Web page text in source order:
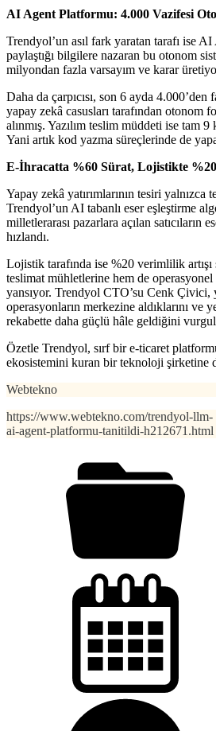
AI Agent Platformu: 4.000 Vazifesi
Trendyol’un asıl fark yaratan tarafı ise
paylaştığı bilgilere nazaran bu otonom
milyondan fazla varsayım ve karar
Daha da çarpıcısı, son 6 ayda 4.000’den
yapay zekâ casusları tarafından otonom
alınmış. Yazılım teslim müddeti ise tam 9
Yani artık kod yazma süreçlerinde de
E-İhracatta %60 Sürat, Lojistikte
Yapay zekâ yatırımlarının tesiri yalnızca
Trendyol’un AI tabanlı eser eşleştirme
milletlerarası pazarlara açılan satıcıların
hızlandı.
Lojistik tarafında ise %20 verimlilik artışı
teslimat mühletlerine hem de
yansıyor. Trendyol CTO’su Cenk Çivici,
operasyonların merkezine aldıklarını ve
rekabette daha güçlü hâle geldiğini
Özetle Trendyol, sırf bir e-ticaret
ekosistemini kuran bir teknoloji şirketine
Webtekno
https://www.webtekno.com/trendyol-llm-
ai-agent-platformu-tanitildi-h212671.html